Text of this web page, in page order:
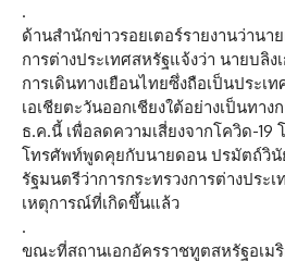
.
ด้านสำนักข่าวรอยเตอร์รายงานว่านา
การต่างประเทศสหรัฐแจ้งว่า นายบลิ
การเดินทางเยือนไทยซึ่งถือเป็นประเ
เอเชียตะวันออกเชียงใต้อย่างเป็นทาง
ธ.ค.นี้ เพื่อลดความเสี่ยงจากโควิด-19
โทรศัพท์พูดคุยกับนายดอน ปรมัตถ์วินั
รัฐมนตรีว่าการกระทรวงการต่างประ
เหตุการณ์ที่เกิดขึ้นแล้ว
.
ขณะที่สถานเอกอัครราชทูตสหรัฐอเม